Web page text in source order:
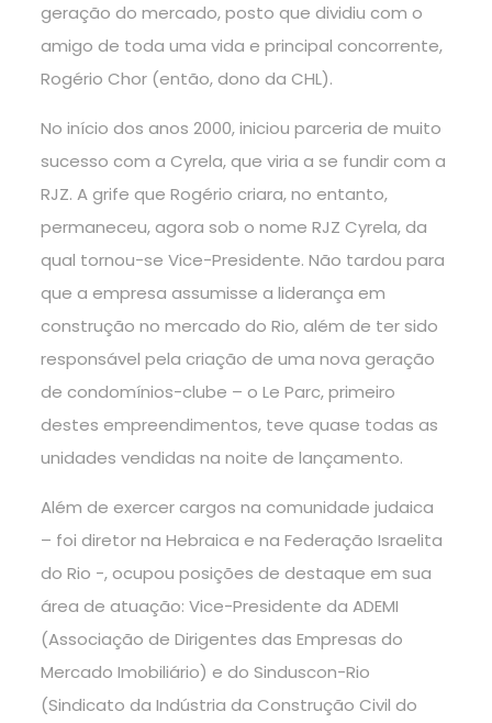
geração do mercado, posto que dividiu com o
amigo de toda uma vida e principal concorrente,
Rogério Chor (então, dono da CHL).
No início dos anos 2000, iniciou parceria de muito
sucesso com a Cyrela, que viria a se fundir com a
RJZ. A grife que Rogério criara, no entanto,
permaneceu, agora sob o nome RJZ Cyrela, da
qual tornou-se Vice-Presidente. Não tardou para
que a empresa assumisse a liderança em
construção no mercado do Rio, além de ter sido
responsável pela criação de uma nova geração
de condomínios-clube – o Le Parc, primeiro
destes empreendimentos, teve quase todas as
unidades vendidas na noite de lançamento.
Além de exercer cargos na comunidade judaica
– foi diretor na Hebraica e na Federação Israelita
do Rio -, ocupou posições de destaque em sua
área de atuação: Vice-Presidente da ADEMI
(Associação de Dirigentes das Empresas do
Mercado Imobiliário) e do Sinduscon-Rio
(Sindicato da Indústria da Construção Civil do